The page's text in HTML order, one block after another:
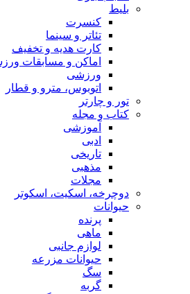
بلیط
کنسرت
تئاتر و سینما
کارت هدیه و تخفیف
اماکن و مسابقات
ورزشی
اتوبوس، مترو و قطار
تور و چارتر
کتاب و مجله
آموزشی
ادبی
تاریخی
مذهبی
مجلات
دوچرخه، اسکیت، اسکوتر
حیوانات
پرنده
ماهی
لوازم جانبی
حیوانات مزرعه
سگ
گربه